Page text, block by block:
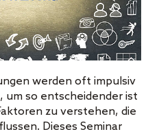
werden oft impulsiv
so entscheidender ist
zu verstehen, die
Dieses Seminar